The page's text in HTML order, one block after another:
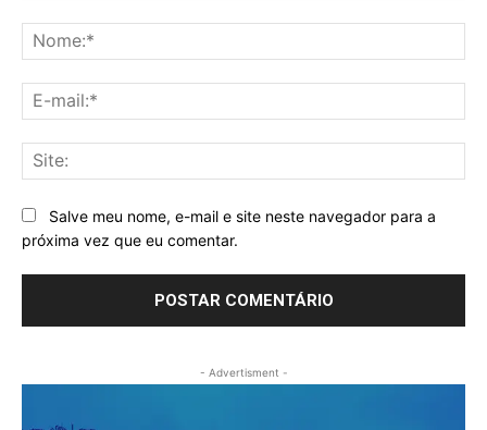
Salve meu nome, e-mail e site neste navegador para a
próxima vez que eu comentar.
- Advertisment -